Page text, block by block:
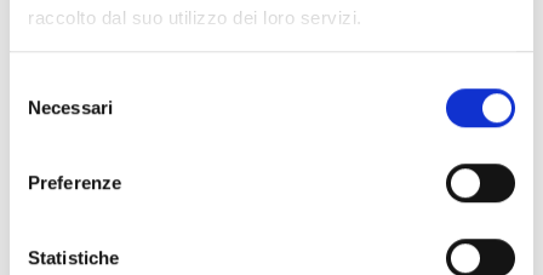
raccolto dal suo utilizzo dei loro servizi.
delNecessari
Preferenze
Statistiche
Entità del contributo
Dotazione finanziaria complessiva:
465.506,07 Euro
50%per investimenti strutturali
per domanda
Spesa massima ammissibile: